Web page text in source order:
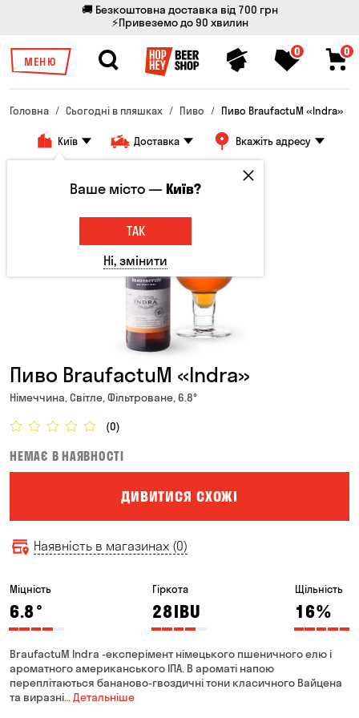
🚚 Безкоштовна доставка від 700 грн
⚡Привеземо до 90 хвилин
МЕНЮ
0 0
Головна Сьогодні в пляшках Пиво Пиво BraufactuM «Indra»
Київ Доставка Вкажіть адресу
Пиво BraufactuM «Indra»
Німеччина, Світле, Фільтроване, 6.8°
(0)
НЕМАЄ В НАЯВНОСТІ
ДИВИТИСЯ СХОЖІ
Наявність в магазинах (0)
Міцність
6.8°
Гіркота
28IBU
Щільність
16%
BraufactuM Indra -експерімент німецького пшеничного елю і
ароматного американського ІПА. В ароматі напою
переплітаються бананово-гвоздичні тони класичного Вайцена
та виразні… Детальніше
Ваше місто —Київ?
ТАК
Ні, змінити